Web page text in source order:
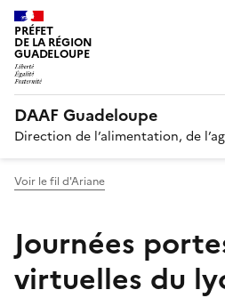
PRÉFET
DE LA RÉGION
GUADELOUPE
DAAF Guadeloupe
Direction de l’alimentation, de
Voir le fil d'Ariane
Journées
virtuelles du